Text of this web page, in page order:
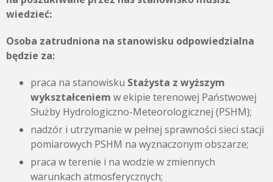
wiedzieć:
Osoba zatrudniona na stanowisku odpowiedzialna
będzie za:
praca na stanowisku Stażysta z wyższym
wykształceniem w ekipie terenowej Państwowej
Służby Hydrologiczno-Meteorologicznej (PSHM);
nadzór i utrzymanie w pełnej sprawności sieci stacji
pomiarowych PSHM na wyznaczonym obszarze;
praca w terenie i na wodzie w zmiennych
warunkach atmosferycznych;